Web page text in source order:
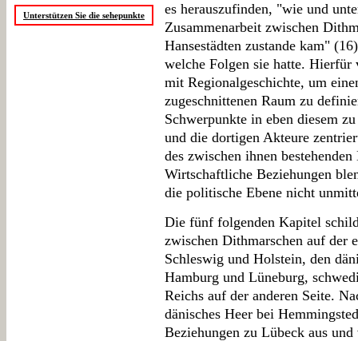
Unterstützen Sie die sehepunkte
es herauszufinden, "wie und
Zusammenarbeit zwischen
Hansestädten zustande kam"
welche Folgen sie hatte.
mit Regionalgeschichte, um
zugeschnittenen Raum zu
Schwerpunkte in eben diesem
und die dortigen Akteure
des zwischen ihnen
Wirtschaftliche Beziehungen
die politische Ebene nicht
Die fünf folgenden Kapitel
zwischen Dithmarschen auf der
Schleswig und Holstein, den
Hamburg und Lüneburg,
Reichs auf der anderen Seite.
dänisches Heer bei
Beziehungen zu Lübeck aus